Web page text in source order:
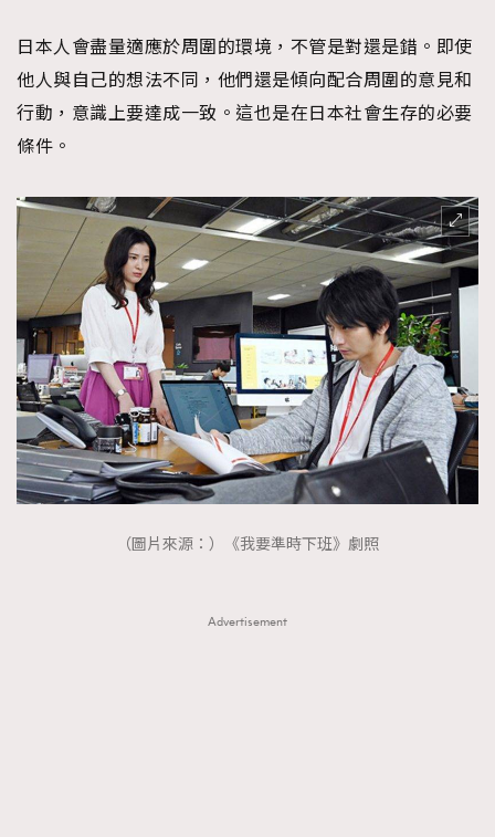
TRENDING
AFrenchMind
DressLikeAParisienne
EmpowerF
FashionWeek FigaroAesthetic
日本人會盡量適應於周圍的環境，不管是對還是錯。即使
他人與自己的想法不同，他們還是傾向配合周圍的意見和
行動，意識上要達成一致。這也是在日本社會生存的必要
條件。
（圖片來源：）《我要準時下班》劇照
Advertisement